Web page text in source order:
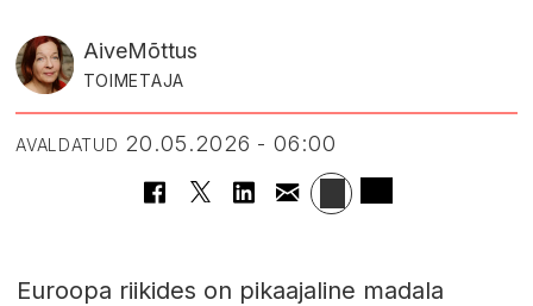
AiveMõttus
TOIMETAJA
AVALDATUD 20.05.2026 - 06:00
Euroopa riikides on pikaajaline madala